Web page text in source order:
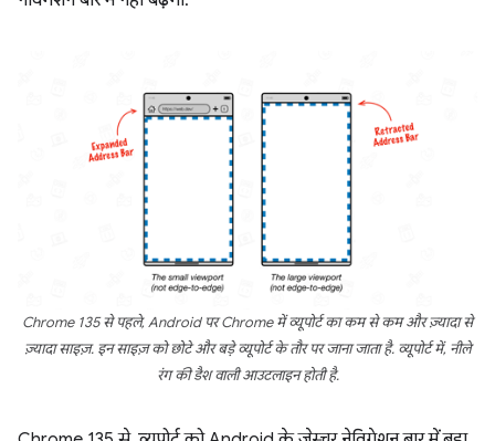
Chrome 135 से पहले, Android पर Chrome में व्यूपोर्ट का कम से कम और ज़्यादा से
ज़्यादा साइज़. इन साइज़ को छोटे और बड़े व्यूपोर्ट के तौर पर जाना जाता है. व्यूपोर्ट में, नीले
रंग की डैश वाली आउटलाइन होती है.